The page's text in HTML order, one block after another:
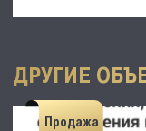
ДРУГИЕ
Продажа